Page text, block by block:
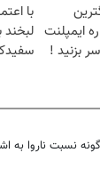
خانگی
ایمپلنت
بزنید !
با
نسبت ناروا